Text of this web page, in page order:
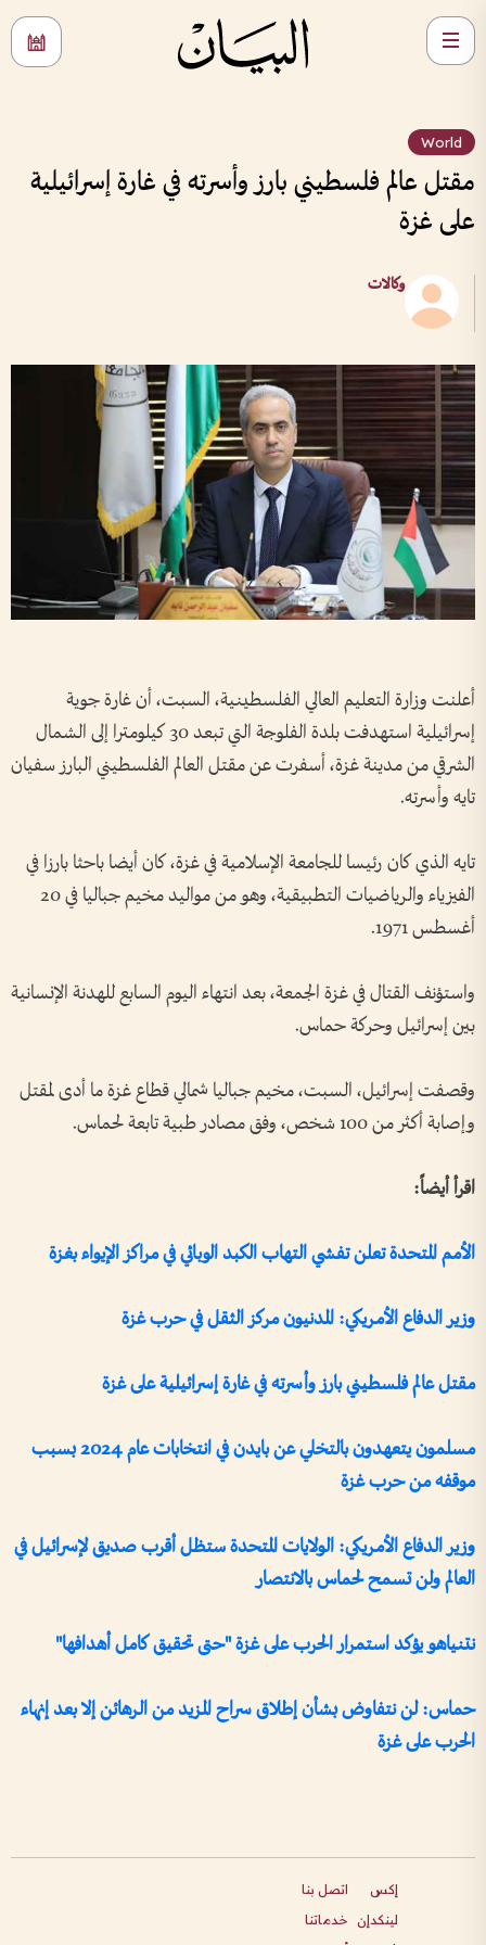
World
مقتل عالم فلسطيني بارز وأسرته في غارة إسرائيلية
على غزة
وكالات
أعلنت وزارة التعليم العالي الفلسطينية، السبت، أن غارة جوية
إسرائيلية استهدفت بلدة الفلوجة التي تبعد 30 كيلومترا إلى الشمال
الشرقي من مدينة غزة، أسفرت عن مقتل العالم الفلسطيني البارز سفيان
تايه وأسرته.
تايه الذي كان رئيسا للجامعة الإسلامية في غزة، كان أيضا باحثا بارزا في
الفيزياء والرياضيات التطبيقية، وهو من مواليد مخيم جباليا في 20
أغسطس 1971.
واستؤنف القتال في غزة الجمعة، بعد انتهاء اليوم السابع للهدنة الإنسانية
بين إسرائيل وحركة حماس.
وقصفت إسرائيل، السبت، مخيم جباليا شمالي قطاع غزة ما أدى لمقتل
وإصابة أكثر من 100 شخص، وفق مصادر طبية تابعة لحماس.
اقرأ أيضاً:
الأمم المتحدة تعلن تفشي التهاب الكبد الوبائي في مراكز الإيواء بغزة
وزير الدفاع الأمريكي: المدنيون مركز الثقل في حرب غزة
مقتل عالم فلسطيني بارز وأسرته في غارة إسرائيلية على غزة
مسلمون يتعهدون بالتخلي عن بايدن في انتخابات عام 2024 بسبب
موقفه من حرب غزة
وزير الدفاع الأمريكي: الولايات المتحدة ستظل أقرب صديق لإسرائيل في
العالم ولن تسمح لحماس بالانتصار
نتنياهو يؤكد استمرار الحرب على غزة "حتى تحقيق كامل أهدافها"
حماس: لن نتفاوض بشأن إطلاق سراح المزيد من الرهائن إلا بعد إنهاء
الحرب على غزة
إكس
لينكدإن
اتصل بنا
خدماتنا